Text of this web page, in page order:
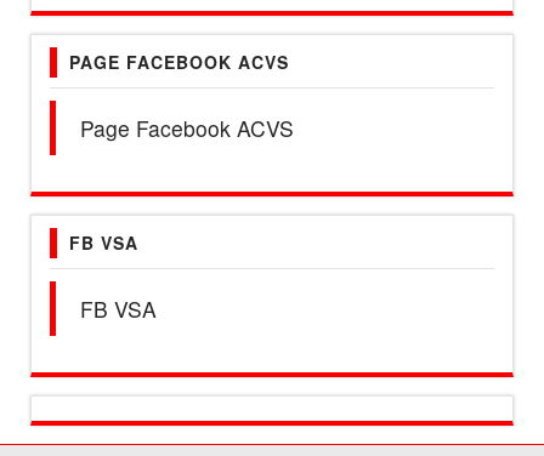
PAGE FACEBOOK ACVS
Page Facebook ACVS
FB VSA
FB VSA